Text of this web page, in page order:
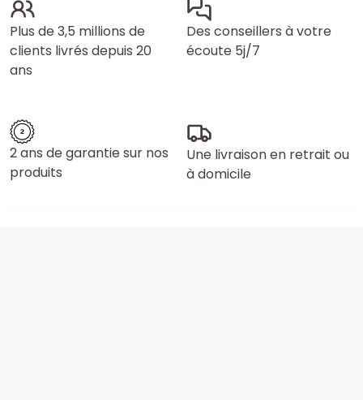
Plus de 3,5 millions de
clients livrés depuis 20
ans
Des conseillers à votre
écoute 5j/7
2 ans de garantie sur nos
produits
Une livraison en retrait ou
à domicile